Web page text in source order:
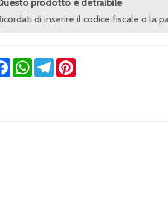
prodotto è detraibile
di inserire il codice fiscale o la
FacebookWhatsApp
TelegramPinterest